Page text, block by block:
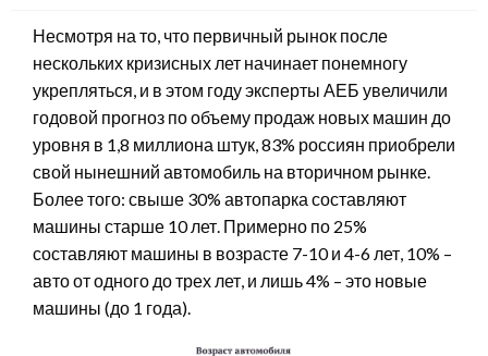
Несмотря на то, что первичный рынок после
нескольких кризисных лет начинает понемногу
укрепляться, и в этом году эксперты АЕБ увеличили
годовой прогноз по объему продаж новых машин до
уровня в 1,8 миллиона штук, 83% россиян приобрели
свой нынешний автомобиль на вторичном рынке.
Более того: свыше 30% автопарка составляют
машины старше 10 лет. Примерно по 25%
составляют машины в возрасте 7-10 и 4-6 лет, 10% –
авто от одного до трех лет, и лишь 4% – это новые
машины (до 1 года).